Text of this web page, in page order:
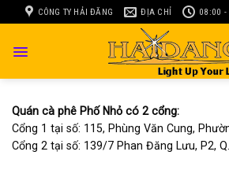
to
CÔNG TY HẢI ĐĂNG ĐỊA CHỈ 08:00 -
Quán cà phê Phố Nhỏ có 2 cổng:
Cổng 1 tại số: 115, Phùng Văn Cung,
Cổng 2 tại số: 139/7 Phan Đăng Lưu, P2,